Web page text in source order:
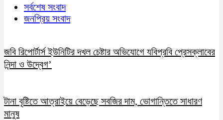
সর্বশেষ সংবাদ
জনপ্রিয় সংবাদ
জবি রিপোর্টার্স ইউনিটির দখল চেষ্টার অভিযোগে যবিপ্রবি প্রেসক্লাবের
নিন্দা ও উদ্বেগ’
টানা বৃষ্টিতে আত্রাইয়ে বেড়েছে সবজির দাম, ভোগান্তিতে সাধারণ
মানুষ